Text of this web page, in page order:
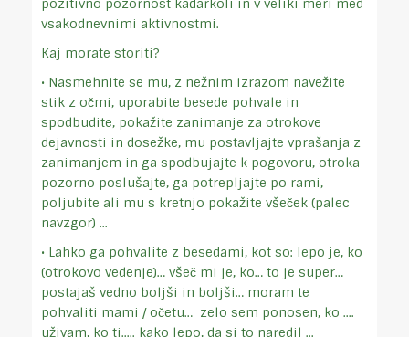
pozitivno pozornost kadarkoli in v veliki meri med
vsakodnevnimi aktivnostmi.
Kaj morate storiti?
• Nasmehnite se mu, z nežnim izrazom navežite
stik z očmi, uporabite besede pohvale in
spodbudite, pokažite zanimanje za otrokove
dejavnosti in dosežke, mu postavljajte vprašanja z
zanimanjem in ga spodbujajte k pogovoru, otroka
pozorno poslušajte, ga potrepljajte po rami,
poljubite ali mu s kretnjo pokažite všeček (palec
navzgor) ...
• Lahko ga pohvalite z besedami, kot so: lepo je, ko
(otrokovo vedenje)… všeč mi je, ko… to je super…
postajaš vedno boljši in boljši… moram te
pohvaliti mami / očetu… zelo sem ponosen, ko ....
uživam, ko ti..... kako lepo, da si to naredil ...